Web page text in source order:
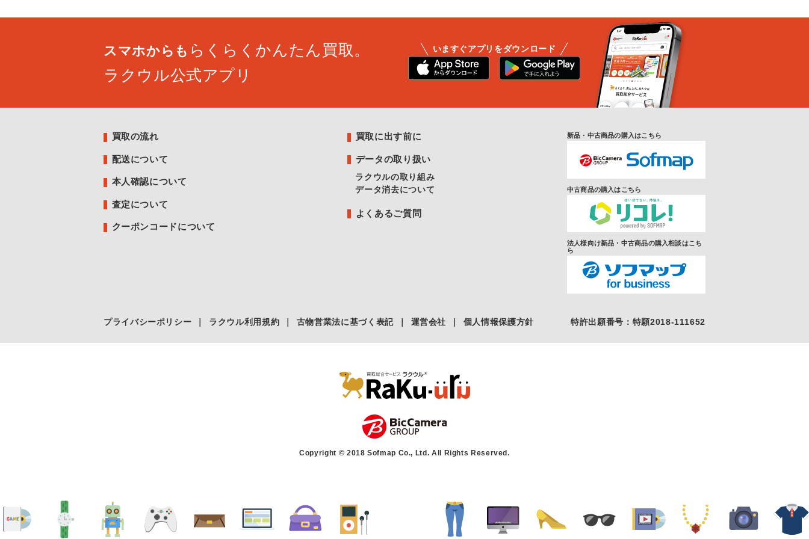
スマホからも らくらくかんたん買取。
ラクウル公式アプリ
いますぐアプリをダウンロード
買取の流れ
配送について
本人確認について
査定について
クーポンコードについて
買取に出す前に
データの取り扱い
ラクウルの取り組み
データ消去について
よくあるご質問
新品・中古商品の購入はこちら
中古商品の購入はこちら
法人様向け新品・中古商品の購入相談はこち
ら
プライバシーポリシー ラクウル利用規約 古物営業法に基づく表記 運営会社 個人情報保護方針 特許出願番号：特願2018-111652
Copyright © 2018 Sofmap Co., Ltd. All Rights Reserved.